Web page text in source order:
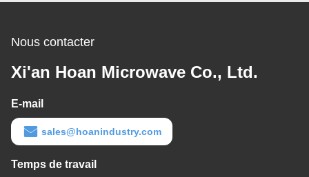
Nous contacter
Xi'an Hoan Microwave Co., Ltd.
E-mail
sales@hoanindustry.com
Temps de travail